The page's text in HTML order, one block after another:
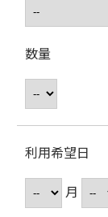
数量
利用希望日
月